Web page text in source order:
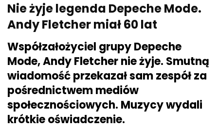
Nie żyje legenda Depeche Mode.
Andy Fletcher miał 60 lat
Współzałożyciel grupy Depeche
Mode, Andy Fletcher nie żyje. Smutną
wiadomość przekazał sam zespół za
pośrednictwem mediów
społecznościowych. Muzycy wydali
krótkie oświadczenie.